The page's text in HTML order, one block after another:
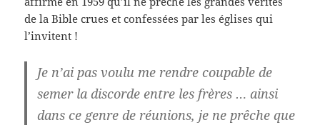
de la Bible crues et confessées par les églises qui
l’invitent !
Je n’ai pas voulu me rendre coupable de
semer la discorde entre les frères … ainsi
dans ce genre de réunions, je ne prêche que